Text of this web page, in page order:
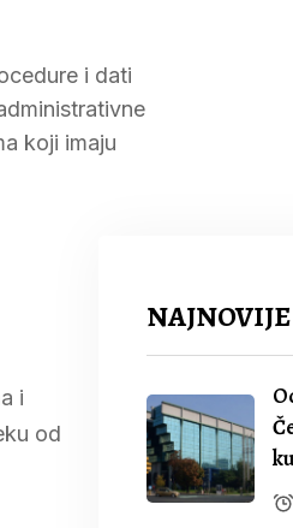
i dati
koji imaju
i
od
NAJNOVIJE